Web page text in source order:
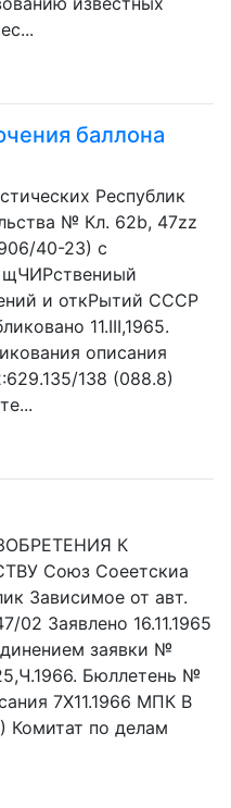
баллона
Республик
№ Кл. 62b, 47zz
40-23) с
и откРытий СССР
11.III,1965.
описания
138 (088.8)
К
Союз Соеетскиа
Зависимое от авт.
02 Заявлено 16.11.1965
заявки №
Бюллетень №
7Х11.1966 МПК В
Комитат по делам